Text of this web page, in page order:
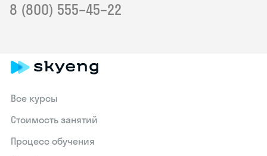
8 (800) 555–45–22
Все курсы
Стоимость занятий
Процесс обучения